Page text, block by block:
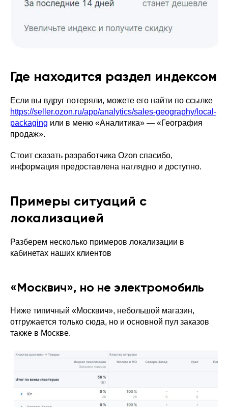
Где находится раздел индексом
Если вы вдруг потеряли, можете его найти по ссылке
https://seller.ozon.ru/app/analytics/sales-geography/local-
packaging или в меню «Аналитика» — «География
продаж».
Стоит сказать разработчика Ozon спасибо,
информация предоставлена наглядно и доступно.
Примеры ситуаций с
локализацией
Разберем несколько примеров локализации в
кабинетах наших клиентов
«Москвич», но не электромобиль
Ниже типичный «Москвич», небольшой магазин,
отгружается только сюда, но и основной пул заказов
также в Москве.